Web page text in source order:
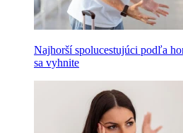
Najhorší spolucestujúci podľa
sa vyhnite